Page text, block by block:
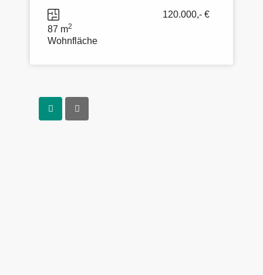
87 m2
Wohnfläche
120.000,- €